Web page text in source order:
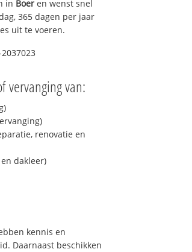
in Boer en wenst snel
365 dagen per jaar
uit te voeren.
vervanging van:
renovatie en
dakleer)
kennis en
Daarnaast beschikken